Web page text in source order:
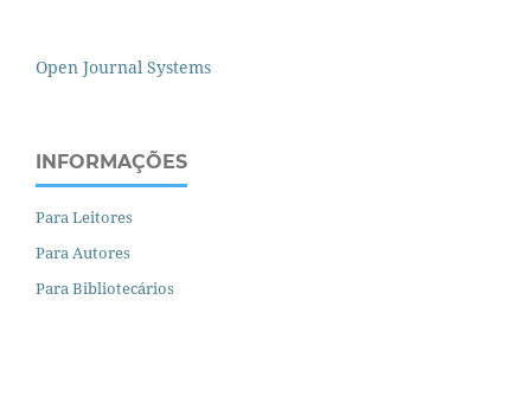
Open Journal Systems
INFORMAÇÕES
Para Leitores
Para Autores
Para Bibliotecários